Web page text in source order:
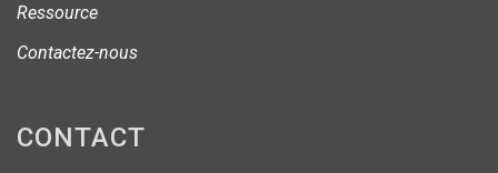
Ressource
Contactez-nous
CONTACT